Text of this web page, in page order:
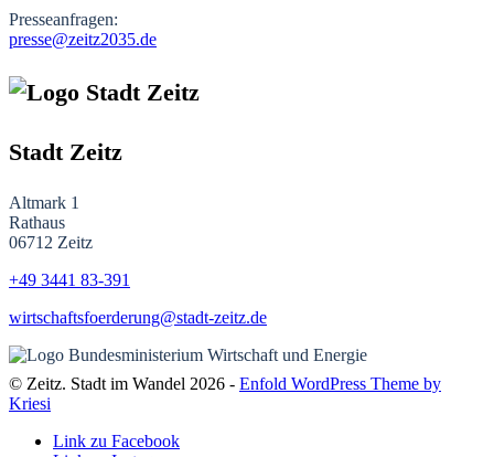
Presseanfragen:
presse@zeitz2035.de
Stadt Zeitz
Altmark 1
Rathaus
06712 Zeitz
+49 3441 83-391
wirtschaftsfoerderung@stadt-zeitz.de
© Zeitz. Stadt im Wandel 2026 - Enfold WordPress Theme by
Kriesi
Link zu Facebook